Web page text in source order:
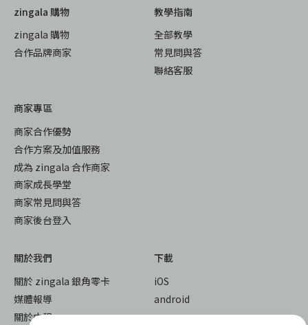
zingala 購物
zingala 購物
合作品牌商家
教學指南
全部教學
常見問與答
聯絡客服
商家專區
商家合作優勢
合作方案及加值服務
成為 zingala 合作商家
商家成長學堂
商家常見問與答
商家後台登入
關於我們
關於 zingala 銀角零卡
媒體報導
關於中租
下載
iOS
android